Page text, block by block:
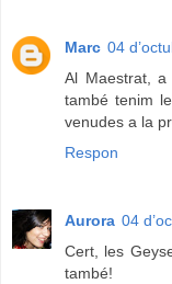
Marc 04
Al Maestrat, a
també tenim
venudes a la
Respon
Aurora 04
Cert, les
també!